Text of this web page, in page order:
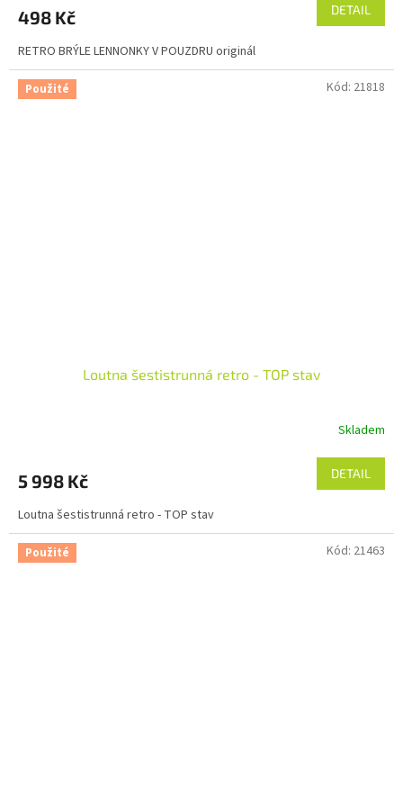
498 Kč DETAIL
RETRO BRÝLE LENNONKY V POUZDRU originál
Použité
Loutna šestistrunná retro - TOP stav
Skladem
5 998 Kč DETAIL
Loutna šestistrunná retro - TOP stav
Kód: 21818
Použité Kód: 21463